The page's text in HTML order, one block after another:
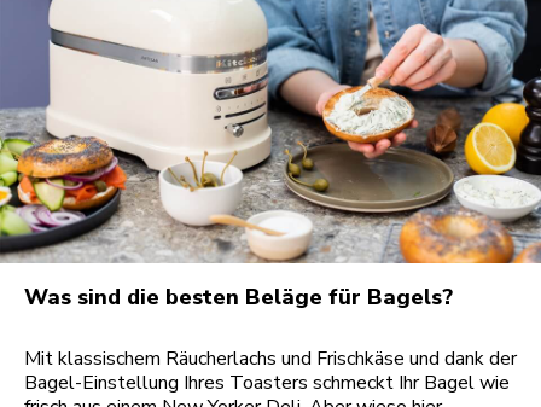
Was sind die besten Beläge für Bagels?
Mit klassischem Räucherlachs und Frischkäse und dank der
Bagel-Einstellung Ihres Toasters schmeckt Ihr Bagel wie